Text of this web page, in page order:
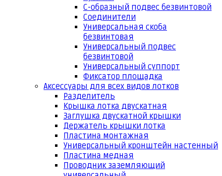
С-образный подвес безвинтовой
Соединители
Универсальная скоба
безвинтовая
Универсальный подвес
безвинтовой
Универсальный суппорт
Фиксатор площадка
Аксессуары для всех видов лотков
Разделитель
Крышка лотка двускатная
Заглушка двускатной крышки
Держатель крышки лотка
Пластина монтажная
Универсальный кронштейн настенный
Пластина медная
Проводник заземляющий